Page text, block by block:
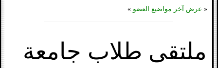
« عرض آخر مواضيع العضو »
ملتقى طلاب جامعة